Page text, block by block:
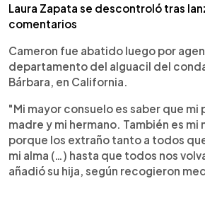
Laura Zapata se descontroló tras
comentarios
Cameron fue abatido luego por
departamento del alguacil del
Bárbara, en California.
"Mi mayor consuelo es saber que mi
madre y mi hermano. También es
porque los extraño tanto a todos
mi alma (…) hasta que todos nos
añadió su hija, según recogieron